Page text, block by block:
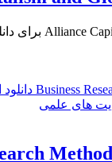
های علمی